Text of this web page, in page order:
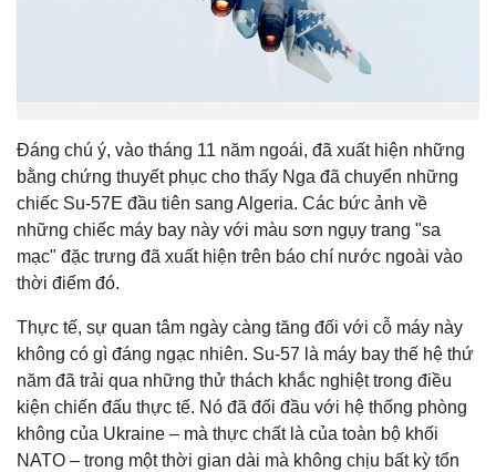
Đáng chú ý, vào tháng 11 năm ngoái, đã xuất hiện những
bằng chứng thuyết phục cho thấy Nga đã chuyển những
chiếc Su-57E đầu tiên sang Algeria. Các bức ảnh về
những chiếc máy bay này với màu sơn ngụy trang "sa
mạc" đặc trưng đã xuất hiện trên báo chí nước ngoài vào
thời điểm đó.
Thực tế, sự quan tâm ngày càng tăng đối với cỗ máy này
không có gì đáng ngạc nhiên. Su-57 là máy bay thế hệ thứ
năm đã trải qua những thử thách khắc nghiệt trong điều
kiện chiến đấu thực tế. Nó đã đối đầu với hệ thống phòng
không của Ukraine – mà thực chất là của toàn bộ khối
NATO – trong một thời gian dài mà không chịu bất kỳ tổn